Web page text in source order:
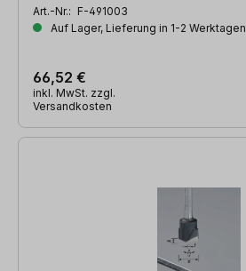
Art.-Nr.: F-491003
Auf Lager, Lieferung in 1-2 Werktagen
66,52 €
inkl. MwSt. zzgl.
Versandkosten